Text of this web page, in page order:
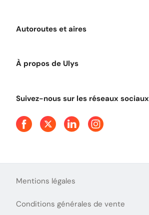
Autoroutes et aires
À propos de Ulys
Suivez-nous sur les réseaux sociaux
Mentions légales
Conditions générales de vente